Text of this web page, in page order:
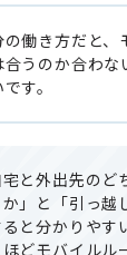
の働き方だと、
合うのか合わな
す。
宅と外出先の
」と「引っ越
ると分かりやす
どモバイルル